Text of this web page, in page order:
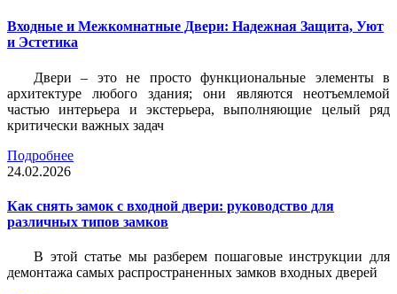
Входные и Межкомнатные Двери: Надежная Защита, Уют
и Эстетика
Двери – это не просто функциональные элементы в
архитектуре любого здания; они являются неотъемлемой
частью интерьера и экстерьера, выполняющие целый ряд
критически важных задач
Подробнее
24.02.2026
Как снять замок с входной двери: руководство для
различных типов замков
В этой статье мы разберем пошаговые инструкции для
демонтажа самых распространенных замков входных дверей